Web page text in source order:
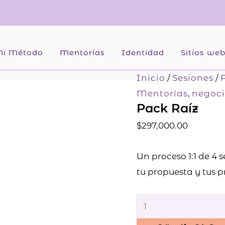
Método Mentorías Identidad Sitios web
Inicio / Sesiones /
Mentorías,
Pack Raíz
$297,000.00
Un proceso 1:1 de
tu propuesta y tus
Pack
Raíz
cantidad